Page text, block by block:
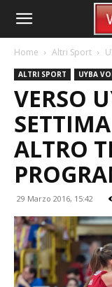
Home Altri Sport
ALTRI SPORT UYBA
VERSO
ALTRO
29 Marzo 2016, 15:42